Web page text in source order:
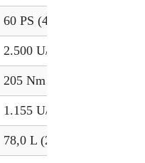
60 PS (44,7 kW)
2.500 U/min
205 Nm (151,2 lb-ft)
1.155 U/min
78,0 L (20,6 gal)